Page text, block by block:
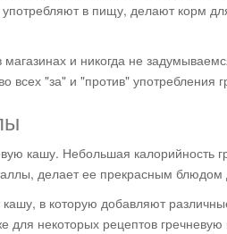
в пищу, делают корм
и никогда не
всех "за" и "против" употребления
кашу. Небольшая калорийность
делает ее прекрасным блюдом
в которую добавляют
некоторых рецептов